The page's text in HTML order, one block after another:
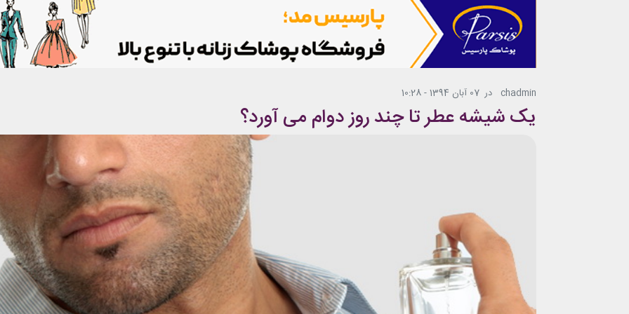
chadmin در 07 آبان 1394 - 10:28
یک شیشه عطر تا چند روز دوام می آورد؟